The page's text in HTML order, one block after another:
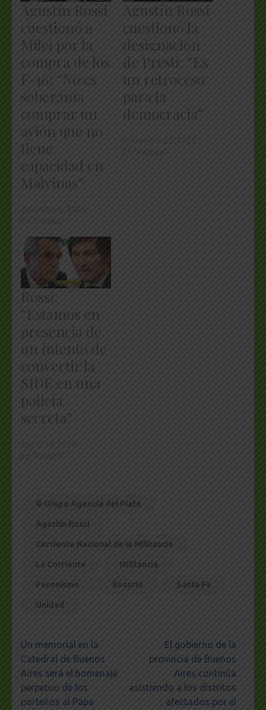
Agustín Rossi
cuestionó a
Milei por la
compra de los
F-16: “No es
soberanía
comprar un
avión que no
tiene
capacidad en
Malvinas”
Agustín Rossi
cuestionó la
designación
de Presti: “Es
un retroceso
para la
democracia”
Rossi:
“Estamos en
presencia de
un intento de
convertir la
SIDE en una
policía
secreta”
© Grupo Agencia del Plata
Agustín Rossi
Corriente Nacional de la Militancia
La Corriente Militancia
Peronismo Rosario Santa Fe
Unidad
Navegación
de
entradas
Un memorial en la
Catedral de Buenos
Aires será el homenaje
perpetuo de los
porteños al Papa
El gobierno de la
provincia de Buenos
Aires continúa
asistiendo a los distritos
afectados por el